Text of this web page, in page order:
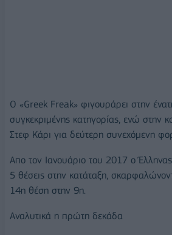
Ο «Greek Freak» φιγουράρει στην
συγκεκριμένης κατηγορίας, ενώ στην
Στεφ Κάρι για δεύτερη συνεχόμενη
Απο τον Ιανουάριο του 2017 ο
5 θέσεις στην κατάταξη,
14η θέση στην 9η.
Αναλυτικά η πρώτη δεκάδα